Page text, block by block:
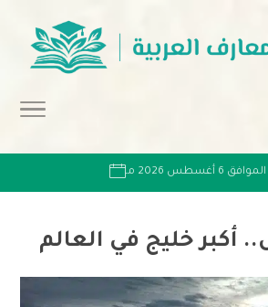
أكبر خليج في العالم